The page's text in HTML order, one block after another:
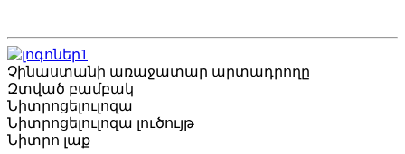
Չինաստանի առաջատար արտադրողը
Զտված բամբակ
Նիտրոցելուլոզա
Նիտրոցելուլոզա լուծույթ
Նիտրո լաք